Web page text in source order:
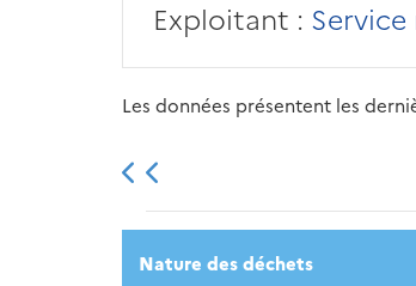
Exploitant :
Les données présentent les
2013 2014
Nature des déchets